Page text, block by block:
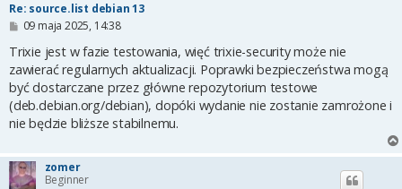
Re: source.list debian 13
P
s
09 maja 2025, 14:38
Trixie jest w fazie testowania, więć trixie-security może nie
zawierać regularnych aktualizacji. Poprawki bezpieczeństwa mogą
być dostarczane przez główne repozytorium testowe
(deb.debian.org/debian), dopóki wydanie nie zostanie zamrożone i
nie będzie bliższe stabilnemu.
zomer
Beginner